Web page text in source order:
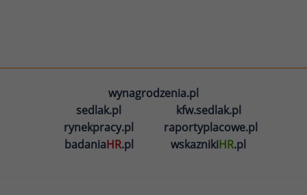
wynagrodzenia.pl
sedlak.pl
kfw.sedlak.pl
rynekpracy.pl
raportyplacowe.pl
badaniaHR.pl wskaznikiHR.pl